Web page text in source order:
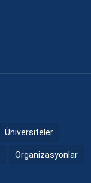
Üniversiteler
Organizasyonlar